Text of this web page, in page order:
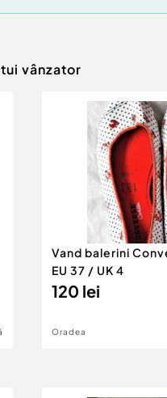
vânzator
Vand balerini
EU 37 / UK 4
120 lei
Oradea